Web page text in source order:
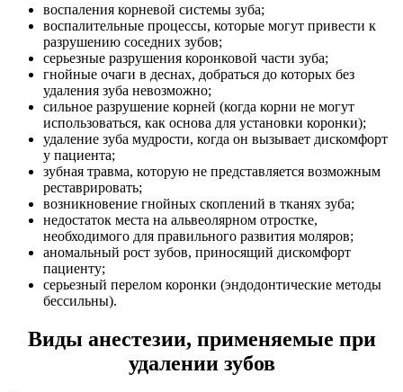
воспаления корневой системы зуба;
воспалительные процессы, которые могут привести к
разрушению соседних зубов;
серьезные разрушения коронковой части зуба;
гнойные очаги в деснах, добраться до которых без
удаления зуба невозможно;
сильное разрушение корней (когда корни не могут
использоваться, как основа для установки коронки);
удаление зуба мудрости, когда он вызывает дискомфорт
у пациента;
зубная травма, которую не представляется возможным
реставрировать;
возникновение гнойных скоплений в тканях зуба;
недостаток места на альвеолярном отростке,
необходимого для правильного развития моляров;
аномальный рост зубов, приносящий дискомфорт
пациенту;
серьезный перелом коронки (эндодонтические методы
бессильны).
Виды анестезии, применяемые при
удалении зубов